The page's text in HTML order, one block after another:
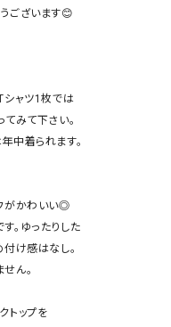
ト
）
ンメートルキャレ ）
ス）
ございます😊
シャツ1枚では
てみて下さい。
中着られます。
がかわいい◎
。ゆったりした
付け感はなし。
ん。
トップを